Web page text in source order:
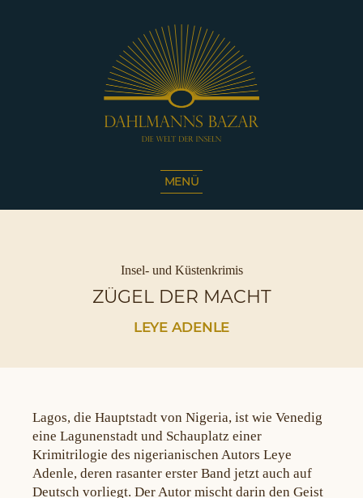
Die
Inseln
|
Café
Sassnitz
MENÜ
Kategorien
Insel- und Küstenkrimis
ZÜGEL DER MACHT
LEYE ADENLE
Lagos, die Hauptstadt von Nigeria, ist wie Venedig
eine Lagunenstadt und Schauplatz einer
Krimitrilogie des nigerianischen Autors Leye
Adenle, deren rasanter erster Band jetzt auch auf
Deutsch vorliegt. Der Autor mischt darin den Geist